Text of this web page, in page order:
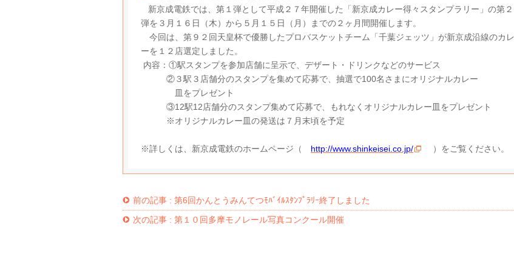
新京成電鉄では、第１弾として平成２７年開催した「新京成カレー得々スタンプラリー」の第２
弾を３月１６日（木）から５月１５日（月）までの２ヶ月間開催します。
今回は、第９２回天皇杯で優勝したプロバスケットチーム「千葉ジェッツ」が新京成沿線のカレ
ーを１２店選定しました。
内容：①駅スタンプを参加店舗に呈示で、デザート・ドリンクなどのサービス
②３駅３店舗分のスタンプを集めて応募で、抽選で100名さまにオリジナルカレー
皿をプレゼント
③12駅12店舗分のスタンプ集めて応募で、もれなくオリジナルカレー皿をプレゼント
※オリジナルカレー皿の発送は７月末頃を予定
※詳しくは、新京成電鉄のホームページ（ http://www.shinkeisei.co.jp/ ）をご覧ください。
前の記事 : 第6回かんとうみんてつﾓﾊﾞｲﾙｽﾀﾝﾌﾟﾗﾘｰ終了しました
次の記事 : 第１０回多摩モノレール写真コンクール開催